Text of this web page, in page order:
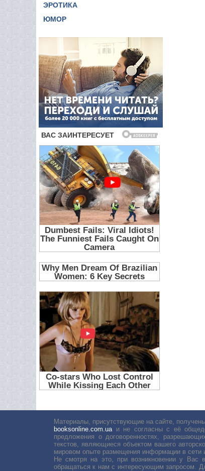
ЭРОТИКА
ЮМОР
Материалы, присутствующие на сайте,
booksonline.com.ua и не согласны с её
предложения о договоренностях,
текстов, являющиеся объектом вашего
мировом опыте размещения информации в сети
Не смотря на это, при возникновении у Вас
обращаться к нам с интересующим запросом.